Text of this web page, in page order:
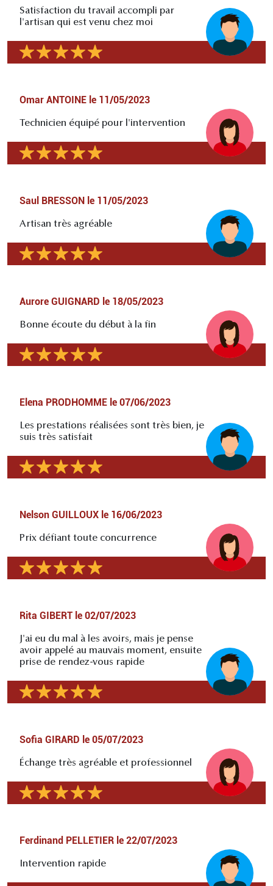
Satisfaction du travail accompli par
l'artisan qui est venu chez moi
Omar ANTOINE le 11/05/2023
Technicien équipé pour l'intervention
Saul BRESSON le 11/05/2023
Artisan très agréable
Aurore GUIGNARD le 18/05/2023
Bonne écoute du début à la fin
Elena PRODHOMME le 07/06/2023
Les prestations réalisées sont très bien, je
suis très satisfait
Nelson GUILLOUX le 16/06/2023
Prix défiant toute concurrence
Rita GIBERT le 02/07/2023
J'ai eu du mal à les avoirs, mais je pense
avoir appelé au mauvais moment, ensuite
prise de rendez-vous rapide
Sofia GIRARD le 05/07/2023
Échange très agréable et professionnel
Ferdinand PELLETIER le 22/07/2023
Intervention rapide